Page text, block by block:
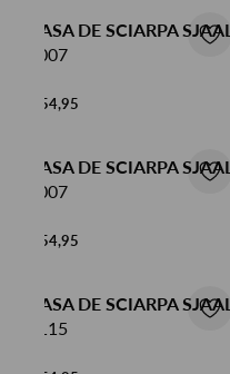
CASA DE SCIARPA SJAAL
6007
€ 54,95
CASA DE SCIARPA SJAAL
6007
€ 54,95
CASA DE SCIARPA SJAAL
6115